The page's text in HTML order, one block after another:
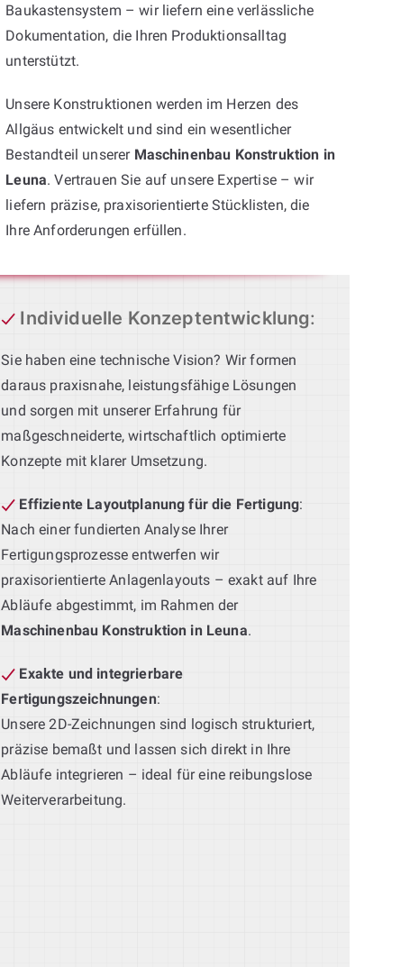
Baukastensystem – wir liefern eine verlässliche
Dokumentation, die Ihren Produktionsalltag
unterstützt.
Unsere Konstruktionen werden im Herzen des
Allgäus entwickelt und sind ein wesentlicher
Bestandteil unserer Maschinenbau Konstruktion in
Leuna. Vertrauen Sie auf unsere Expertise – wir
liefern präzise, praxisorientierte Stücklisten, die
Ihre Anforderungen erfüllen.
Individuelle Konzeptentwicklung:
Sie haben eine technische Vision? Wir formen
daraus praxisnahe, leistungsfähige Lösungen
und sorgen mit unserer Erfahrung für
maßgeschneiderte, wirtschaftlich optimierte
Konzepte mit klarer Umsetzung.
Effiziente Layoutplanung für die Fertigung:
Nach einer fundierten Analyse Ihrer
Fertigungsprozesse entwerfen wir
praxisorientierte Anlagenlayouts – exakt auf Ihre
Abläufe abgestimmt, im Rahmen der
Maschinenbau Konstruktion in Leuna.
Exakte und integrierbare
Fertigungszeichnungen:
Unsere 2D-Zeichnungen sind logisch strukturiert,
präzise bemaßt und lassen sich direkt in Ihre
Abläufe integrieren – ideal für eine reibungslose
Weiterverarbeitung.